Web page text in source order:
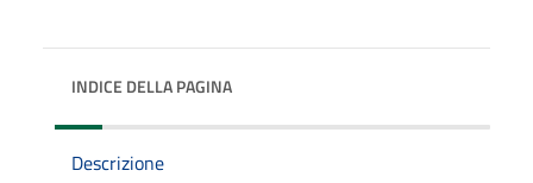
INDICE DELLA PAGINA
Descrizione